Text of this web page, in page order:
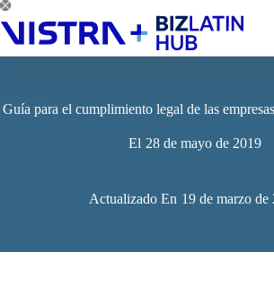
Saltar
al
contenido
Guía para el cumplimiento legal de las
El 28 de mayo de 2019
Actualizado En 19 de marzo de